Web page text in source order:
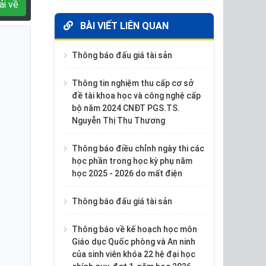
về
BÀI VIẾT LIÊN QUAN
Thông báo đấu giá tài sản
Thông tin nghiệm thu cấp cơ sở
đề tài khoa học và công nghệ cấp
bộ năm 2024 CNĐT PGS.TS.
Nguyễn Thị Thu Thương
Thông báo điều chỉnh ngày thi các
học phần trong học kỳ phụ năm
học 2025 - 2026 do mất điện
Thông báo đấu giá tài sản
Thông báo về kế hoạch học môn
Giáo dục Quốc phòng và An ninh
của sinh viên khóa 22 hệ đại học